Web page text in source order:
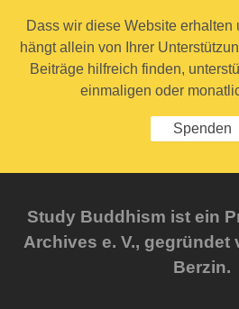
Dass wir diese Website erhalten
hängt allein von Ihrer
Beiträge hilfreich finden,
einmaligen oder
Spenden
Study Buddhism ist ein
Archives e. V., gegründet
Berzin.